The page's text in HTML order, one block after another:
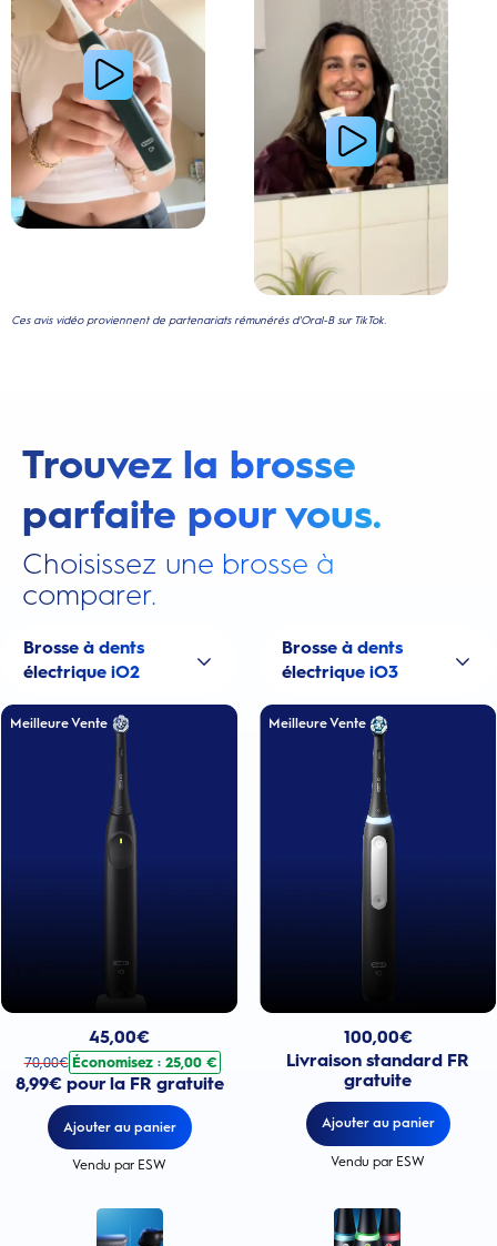
Ces avis vidéo proviennent de partenariats rémunérés d'Oral-B sur TikTok.
Trouvez la brosse
parfaite pour vous.
Choisissez une brosse à
comparer.
Brosse à dents
électrique iO2
Meilleure Vente
45,00€
70,00€ Économisez : 25,00 €
8,99€ pour la FR gratuite
Ajouter au panier
Vendu par ESW
Brosse à dents
électrique iO3
Meilleure Vente
100,00€
Livraison standard FR
gratuite
Ajouter au panier
Vendu par ESW